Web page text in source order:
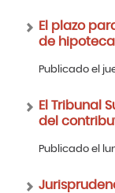
El plazo
de hipoteca
Publicado el
El Tribunal
del
Publicado el